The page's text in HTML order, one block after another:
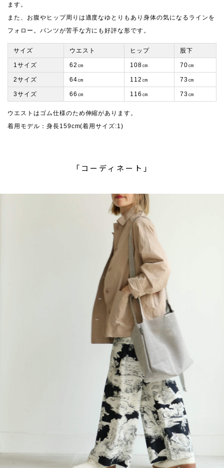
ます。
また、お腹やヒップ周りは適度なゆとりもあり身体の気になるラインを
フォロー。パンツが苦手な方にも好評な形です。
サイズ ウエスト ヒップ 股下
1サイズ 62㎝ 108㎝ 70㎝
2サイズ 64㎝ 112㎝ 73㎝
3サイズ 66㎝ 116㎝ 73㎝
ウエストはゴム仕様のため伸縮があります。
着用モデル：身長159cm(着用サイズ:1)
「コーディネート」